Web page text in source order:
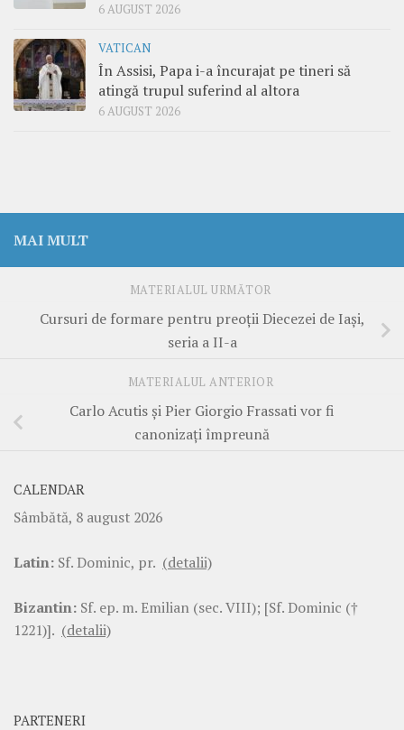
6 AUGUST 2026
VATICAN
În Assisi, Papa i-a încurajat pe tineri să
atingă trupul suferind al altora
6 AUGUST 2026
MAI MULT
MATERIALUL URMĂTOR
Cursuri de formare pentru preoții Diecezei de Iași,
seria a II-a
MATERIALUL ANTERIOR
Carlo Acutis și Pier Giorgio Frassati vor fi
canonizați împreună
CALENDAR
Sâmbătă, 8 august 2026
Latin: Sf. Dominic, pr. (detalii)
Bizantin: Sf. ep. m. Emilian (sec. VIII); [Sf. Dominic (†
1221)]. (detalii)
PARTENERI